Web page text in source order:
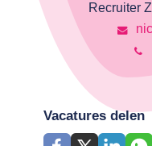
Recruiter
Vacatures delen